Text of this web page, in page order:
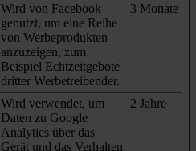
Wird von Facebook
genutzt, um eine Reihe
von Werbeprodukten
anzuzeigen, zum
Beispiel Echtzeitgebote
dritter Werbetreibender.
3 Monate
Wird verwendet, um
Daten zu Google
Analytics über das
Gerät und das Verhalten
2 Jahre